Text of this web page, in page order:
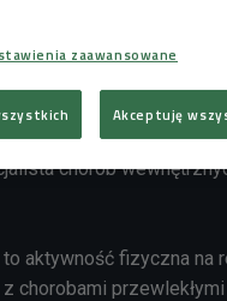
Foto: Glow Images/East
ze sportu, bo
trenerka Małgorzata Perl i
chorób
aktywność fizyczna na
chorobami
zaawansowane
Akceptuję